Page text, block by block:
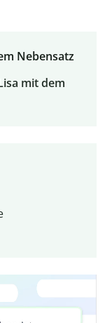
Nebensatz
mit dem